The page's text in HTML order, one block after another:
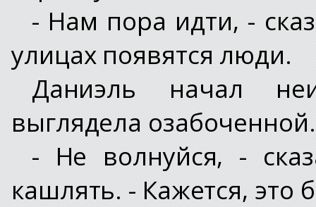
- Нам пора идти, -
улицах появятся люди.
Даниэль начал
выглядела озабоченной.
- Не волнуйся, -
кашлять. - Кажется, это